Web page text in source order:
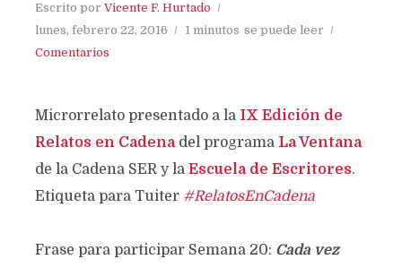
Escrito porVicente F. Hurtado
lunes, febrero 22, 2016
1 minutos se puede leer
Comentarios
Microrrelato presentado a la IX Edición de
Relatos en Cadenadel programa La Ventana
de la Cadena SER y laEscuela de Escritores.
Etiqueta para Tuiter #RelatosEnCadena
Frase para participar Semana 20: Cada vez